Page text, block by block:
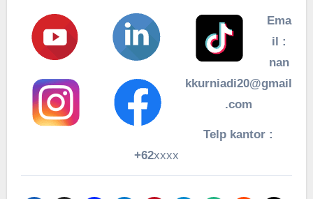
Ema
il :
nan
kkurniadi20@gmail
.com
Telp kantor :
+62xxxx